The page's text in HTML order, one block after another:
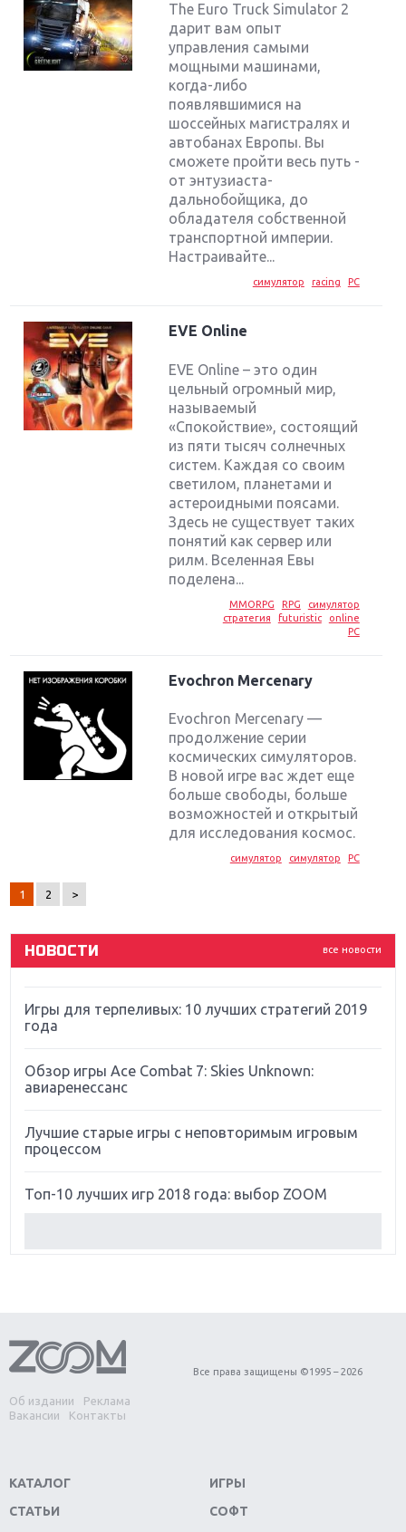
The Euro Truck Simulator 2
дарит вам опыт
управления самыми
мощными машинами,
когда-либо
появлявшимися на
шоссейных магистралях и
автобанах Европы. Вы
сможете пройти весь путь -
от энтузиаста-
дальнобойщика, до
обладателя собственной
транспортной империи.
Настраивайте...
симулятор racing PC
EVE Online
EVE Online – это один
цельный огромный мир,
называемый
«Спокойствие», состоящий
из пяти тысяч солнечных
систем. Каждая со своим
светилом, планетами и
астероидными поясами.
Здесь не существует таких
понятий как сервер или
рилм. Вселенная Евы
поделена...
MMORPG RPG
симулятор
стратегия
futuristic
online
PC
Evochron Mercenary
Evochron Mercenary —
продолжение серии
космических симуляторов.
В новой игре вас ждет еще
больше свободы, больше
возможностей и открытый
для исследования космос.
симулятор симулятор PC
1 2 >
все новости
НОВОСТИ
Крупнейшие релизы мая: Nintendo, Microsoft и
Новинки для Nintendo Switch: Labo, South Park и
Far Cry 5: хвалить нельзя ругать
Игры для терпеливых: 10 лучших стратегий 2019
года
Обзор игры Ace Combat 7: Skies Unknown:
авиаренессанс
Лучшие старые игры с неповторимым игровым
процессом
Топ-10 лучших игр 2018 года: выбор ZOOM
Обзор игры Forza Horizon 4: вершина эволюции
Две важных новинки для консолей: Spider-Man и
Divinity Original Sin 2
Switch
Об издании
Реклама
Вакансии
Контакты
Все права защищены ©1995 – 2026
КАТАЛОГ
СТАТЬИ
ИГРЫ
СОФТ